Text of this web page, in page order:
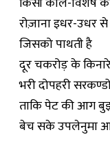
रोज़ाना इधर-उधर से
जिसको पाथती है
दूर चकरोड़ के
भरी दोपहरी
ताकि पेट की आग
बेच सके उपलेनुमा